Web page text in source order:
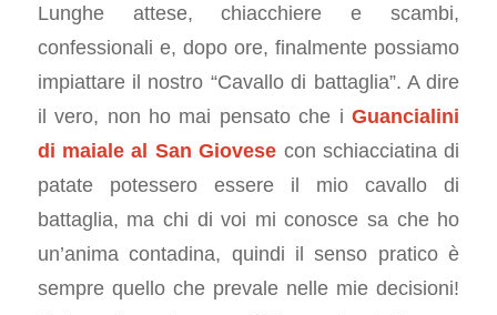
Lunghe attese, chiacchiere e scambi,
confessionali e, dopo ore, finalmente possiamo
impiattare il nostro “Cavallo di battaglia”. A dire
il vero, non ho mai pensato che i Guancialini
di maiale al San Giovese con schiacciatina di
patate potessero essere il mio cavallo di
battaglia, ma chi di voi mi conosce sa che ho
un’anima contadina, quindi il senso pratico è
sempre quello che prevale nelle mie decisioni!